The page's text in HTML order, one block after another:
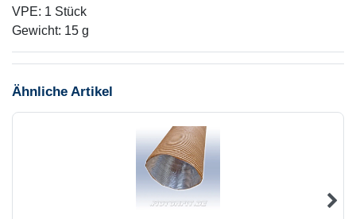
VPE: 1 Stück
Gewicht: 15 g
Ähnliche Artikel